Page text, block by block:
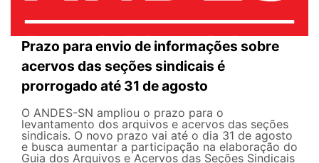
Prazo para envio de informações sobre
acervos das seções sindicais é
prorrogado até 31 de agosto
O ANDES-SN ampliou o prazo para o
levantamento dos arquivos e acervos das seções
sindicais. O novo prazo vai até o dia 31 de agosto
e busca aumentar a participação na elaboração do
Guia dos Arquivos e Acervos das Seções Sindicais